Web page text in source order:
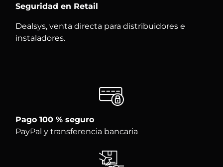
Seguridad en Retail
Dealsys, venta directa para distribuidores e
instaladores.
Pago 100 % seguro
PayPal y transferencia bancaria